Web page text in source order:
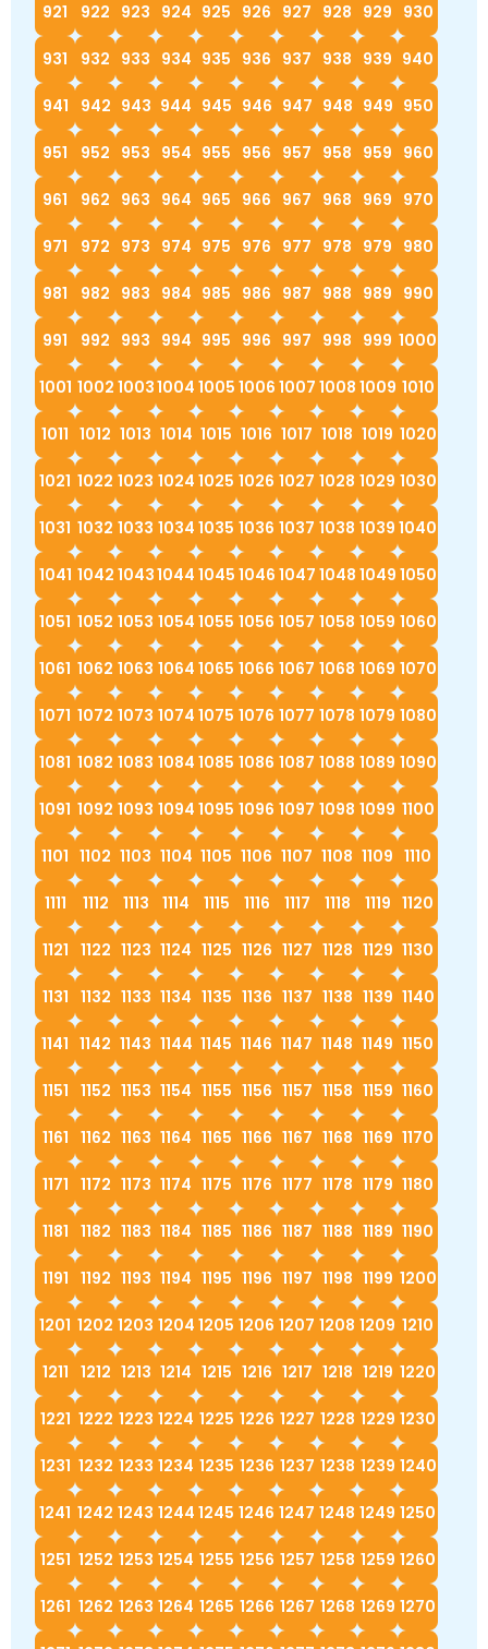
921 922 923 924 925 926 927 928 929 930
931 932 933 934 935 936 937 938 939 940
941 942 943 944 945 946 947 948 949 950
951 952 953 954 955 956 957 958 959 960
961 962 963 964 965 966 967 968 969 970
971 972 973 974 975 976 977 978 979 980
981 982 983 984 985 986 987 988 989 990
991 992 993 994 995 996 997 998 999 1000
1001 1002 10031004 1005 1006 1007 1008 1009 1010
1011 1012 1013 1014 1015 1016 1017 1018 1019 1020
1021 1022 1023 1024 1025 1026 1027 1028 1029 1030
1031 1032 1033 1034 1035 1036 1037 1038 1039 1040
1041 1042 10431044 1045 1046 1047 1048 1049 1050
1051 1052 1053 1054 1055 1056 1057 1058 1059 1060
1061 1062 1063 1064 1065 1066 1067 1068 1069 1070
1071 1072 1073 1074 1075 1076 1077 1078 1079 1080
1081 1082 1083 1084 1085 1086 1087 1088 1089 1090
1091 1092 1093 1094 1095 1096 1097 1098 1099 1100
1101 1102 1103 1104 1105 1106 1107 1108 1109 1110
1111 1112 1113 1114 1115 1116 1117 1118 1119 1120
1121 1122 1123 1124 1125 1126 1127 1128 1129 1130
1131 1132 1133 1134 1135 1136 1137 1138 1139 1140
1141 1142 1143 1144 1145 1146 1147 1148 1149 1150
1151 1152 1153 1154 1155 1156 1157 1158 1159 1160
1161 1162 1163 1164 1165 1166 1167 1168 1169 1170
1171 1172 1173 1174 1175 1176 1177 1178 1179 1180
1181 1182 1183 1184 1185 1186 1187 1188 1189 1190
1191 1192 1193 1194 1195 1196 1197 1198 1199 1200
1201 1202 1203 1204 1205 1206 1207 1208 1209 1210
1211 1212 1213 1214 1215 1216 1217 1218 1219 1220
1221 1222 1223 1224 1225 1226 1227 1228 1229 1230
1231 1232 1233 1234 1235 1236 1237 1238 1239 1240
1241 1242 1243 1244 1245 1246 1247 1248 1249 1250
1251 1252 1253 1254 1255 1256 1257 1258 1259 1260
1261 1262 1263 1264 1265 1266 1267 1268 1269 1270